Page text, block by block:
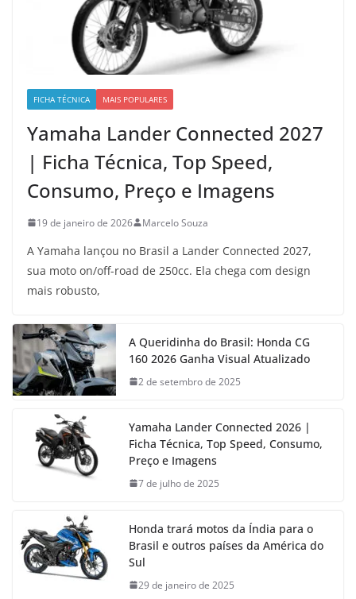
FICHA TÉCNICA MAIS POPULARES
Yamaha Lander Connected 2027
| Ficha Técnica, Top Speed,
Consumo, Preço e Imagens
19 de janeiro de 2026 Marcelo Souza
A Yamaha lançou no Brasil a Lander Connected 2027,
sua moto on/off-road de 250cc. Ela chega com design
mais robusto,
A Queridinha do Brasil: Honda CG
160 2026 Ganha Visual Atualizado
2 de setembro de 2025
Yamaha Lander Connected 2026 |
Ficha Técnica, Top Speed, Consumo,
Preço e Imagens
7 de julho de 2025
Honda trará motos da Índia para o
Brasil e outros países da América do
Sul
29 de janeiro de 2025